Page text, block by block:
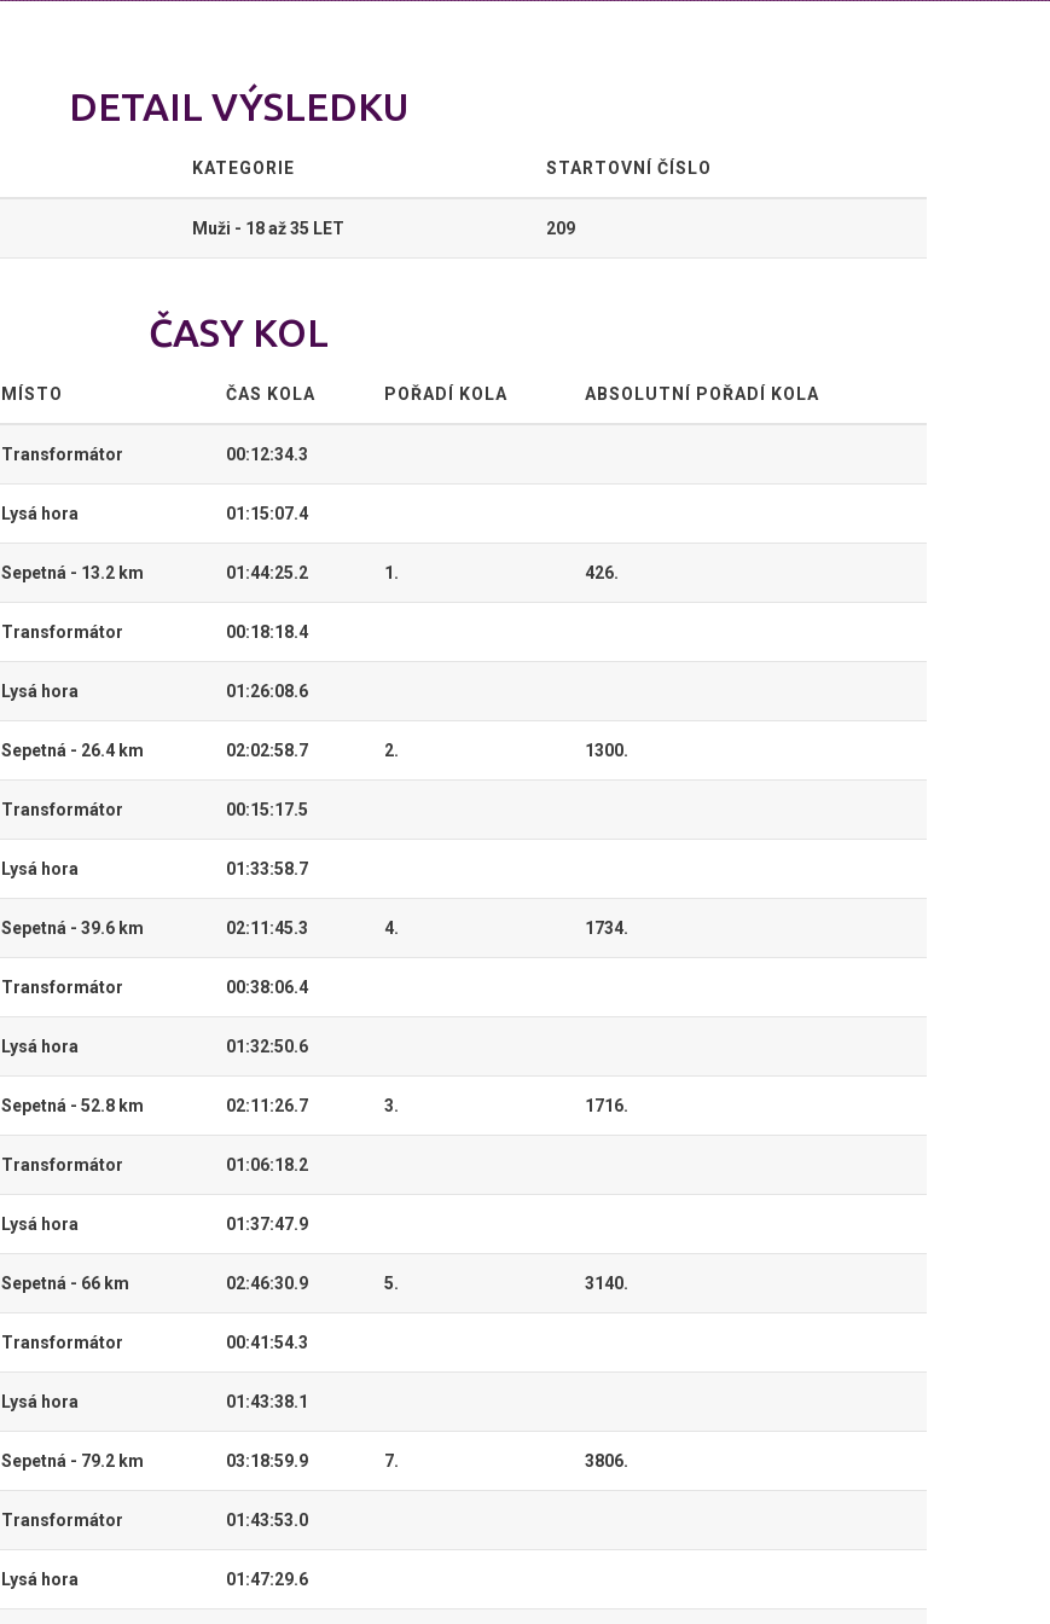
DETAIL VÝSLEDKU
KATEGORIE STARTOVNÍ ČÍSLO
Muži - 18 až 35 LET 209
ČASY KOL
MÍSTO ČAS KOLA POŘADÍ KOLA ABSOLUTNÍ POŘADÍ KOLA
Transformátor 00:12:34.3
Lysá hora 01:15:07.4
Sepetná - 13.2 km 01:44:25.2 1. 426.
Transformátor 00:18:18.4
Lysá hora 01:26:08.6
Sepetná - 26.4 km 02:02:58.7 2. 1300.
Transformátor 00:15:17.5
Lysá hora 01:33:58.7
Sepetná - 39.6 km 02:11:45.3 4. 1734.
Transformátor 00:38:06.4
Lysá hora 01:32:50.6
Sepetná - 52.8 km 02:11:26.7 3. 1716.
Transformátor 01:06:18.2
Lysá hora 01:37:47.9
Sepetná - 66 km 02:46:30.9 5. 3140.
Transformátor 00:41:54.3
Lysá hora 01:43:38.1
Sepetná - 79.2 km 03:18:59.9 7. 3806.
Transformátor 01:43:53.0
Lysá hora 01:47:29.6